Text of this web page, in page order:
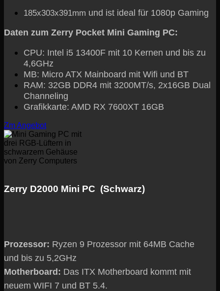
185x303x391mm und ist ideal für 1080p Gaming
Daten zum Zerry Pocket Mini Gaming PC:
CPU: Intel i5 13400F mit 10 Kernen und bis zu
4,6GHz
MB: Micro ATX Mainboard mit Wifi und BT
RAM: 32GB DDR4 mit 3200MT/s, 2x16GB Dual
Channeling
Grafikkarte: AMD RX 7600XT 16GB
Zm Angebot
Zerry D2000 Mini PC (Schwarz)
Prozessor: Ryzen 9 Prozessor mit 64MB Cache
und bis zu 5,2GHz
Motherboard: Das ITX Motherboard kommt mit
neuem WIFI 7 und BT 5.4.